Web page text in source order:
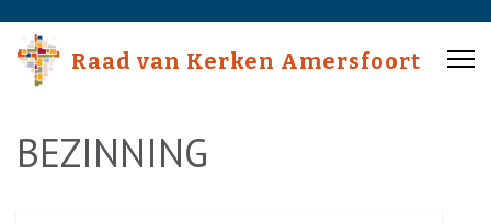
content
Enter)
Raad van Kerken Amersfoort
BEZINNING